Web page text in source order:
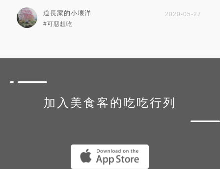
道長家的小壊洋
2020-05-27
#可惡想吃
加入美食客的吃吃行列